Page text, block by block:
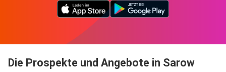
Die Prospekte und Angebote in Sarow